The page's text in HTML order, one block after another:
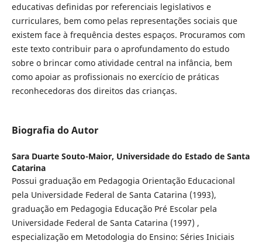
educativas definidas por referenciais legislativos e
curriculares, bem como pelas representações sociais que
existem face à frequência destes espaços. Procuramos com
este texto contribuir para o aprofundamento do estudo
sobre o brincar como atividade central na infância, bem
como apoiar as profissionais no exercício de práticas
reconhecedoras dos direitos das crianças.
Biografia do Autor
Sara Duarte Souto-Maior, Universidade do Estado de Santa
Catarina
Possui graduação em Pedagogia Orientação Educacional
pela Universidade Federal de Santa Catarina (1993),
graduação em Pedagogia Educação Pré Escolar pela
Universidade Federal de Santa Catarina (1997) ,
especialização em Metodologia do Ensino: Séries Iniciais